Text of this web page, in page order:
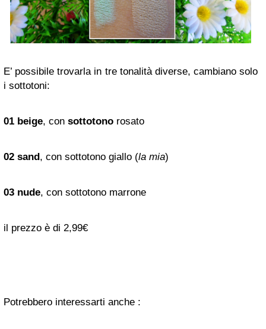
E’ possibile trovarla in tre tonalità diverse, cambiano solo
i sottotoni:
01 beige, con sottotono rosato
02 sand, con sottotono giallo (la mia)
03 nude, con sottotono marrone
il prezzo è di 2,99€
Potrebbero interessarti anche :